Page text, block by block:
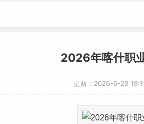
2026年喀什职
更新：2026-6-29